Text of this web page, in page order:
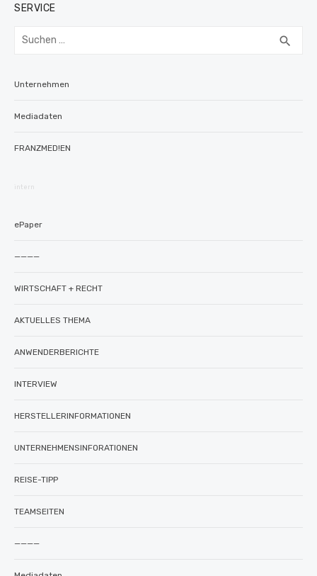
SERVICE
Suchen
search
Unternehmen
Mediadaten
FRANZMED!EN
intern
ePaper
————
WIRTSCHAFT + RECHT
AKTUELLES THEMA
ANWENDERBERICHTE
INTERVIEW
HERSTELLERINFORMATIONEN
UNTERNEHMENSINFORATIONEN
REISE-TIPP
TEAMSEITEN
————